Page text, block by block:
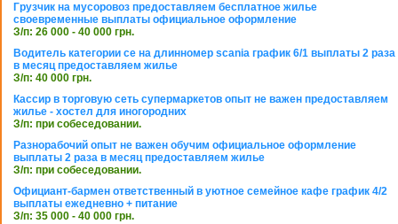
Грузчик на мусоровоз предоставляем бесплатное жилье
своевременные выплаты официальное оформление
З/п: 26 000 - 40 000 грн.
Водитель категории се на длинномер scania график 6/1 выплаты 2 раза
в месяц предоставляем жилье
З/п: 40 000 грн.
Кассир в торговую сеть супермаркетов опыт не важен предоставляем
жилье - хостел для иногородних
З/п: при собеседовании.
Разнорабочий опыт не важен обучим официальное оформление
выплаты 2 раза в месяц предоставляем жилье
З/п: при собеседовании.
Официант-бармен ответственный в уютное семейное кафе график 4/2
выплаты ежедневно + питание
З/п: 35 000 - 40 000 грн.